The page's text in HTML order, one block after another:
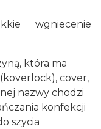
wgniecenie
która ma
cover,
nazwy chodzi
konfekcji
szycia